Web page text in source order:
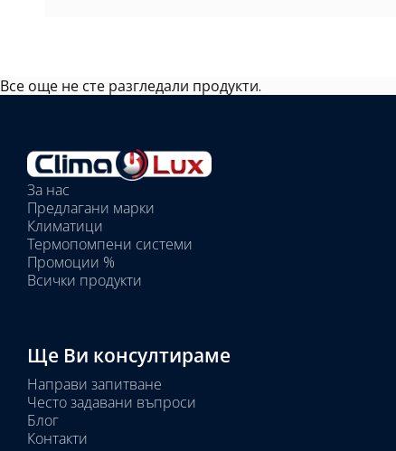
Все още не сте разгледали продукти.
Избрани
вътрешни
тела:
Избрано
тяло:
За нас
Предлагани марки
Климатици
Термопомпени системи
Промоции %
Всички продукти
Ще Ви консултираме
Направи запитване
Често задавани въпроси
Блог
Контакти